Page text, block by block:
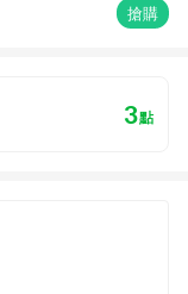
搶購
3點